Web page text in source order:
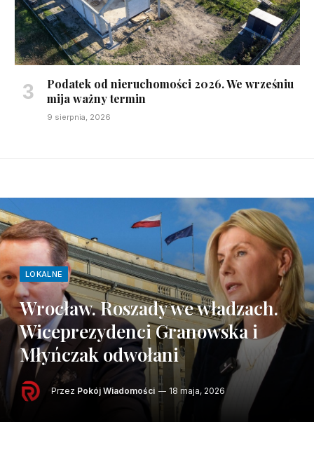
Podatek od nieruchomości 2026. We wrześniu
mija ważny termin
9 sierpnia, 2026
LOKALNE
Wrocław. Roszady we władzach.
Wiceprezydenci Granowska i
Młyńczak odwołani
Przez Pokój Wiadomości 18 maja, 2026